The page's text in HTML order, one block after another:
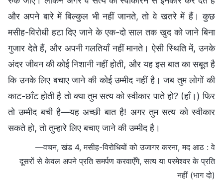
—वचन, खंड 4, मसीह-विरोधियों को उजागर करना, मद आठ : वे
दूसरों से केवल अपने प्रति समर्पण करवाएँगे, सत्य या परमेश्वर के प्रति
नहीं (भाग दो)